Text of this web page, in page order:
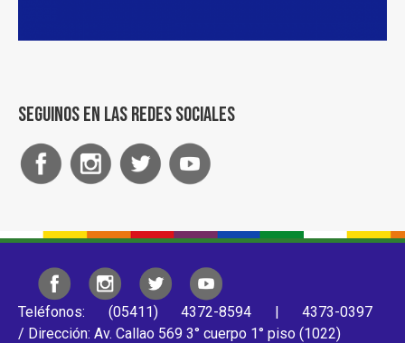
Seguinos en las redes sociales
Teléfonos: (05411) 4372-8594 | 4373-0397
/ Dirección: Av. Callao 569 3° cuerpo 1° piso (1022)